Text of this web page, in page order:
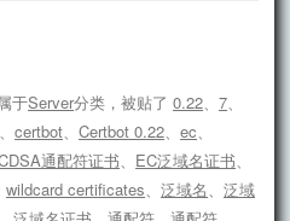
于Server分类，被贴了0.22 、7
、certbot 、Certbot 0.22 、ec
通配符证书 EC泛域名证书
、wildcard certificates 、泛域名 、泛域